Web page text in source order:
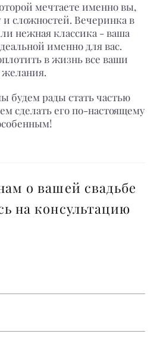
мечтаете именно вы,
и сложностей. Вечеринка в
нежная классика - ваша
именно для вас.
в жизнь все ваши
желания.
будем рады стать частью
сделать его по-настоящему
о вашей свадьбе
на консультацию